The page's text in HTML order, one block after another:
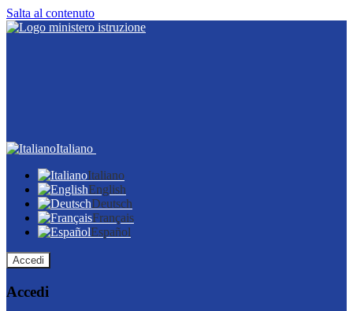
Salta al contenuto
Italiano
Italiano
English
Deutsch
Français
Español
Accedi
Accedi